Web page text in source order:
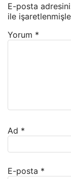
E-posta
ile
Yorum *
Ad *
E-posta *